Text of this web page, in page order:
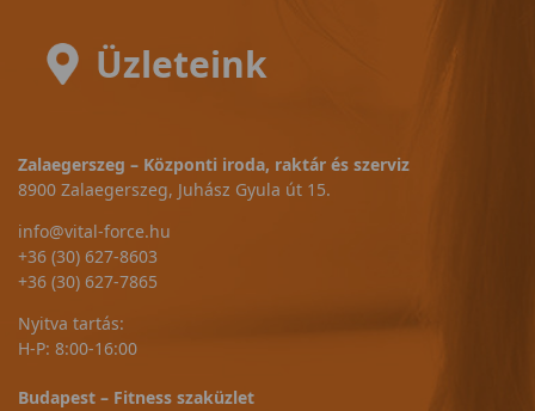
Üzleteink
Zalaegerszeg – Központi iroda, raktár és szerviz
8900 Zalaegerszeg, Juhász Gyula út 15.
info@vital-force.hu
+36 (30) 627-8603
+36 (30) 627-7865
Nyitva tartás:
H-P: 8:00-16:00
Budapest – Fitness szaküzlet